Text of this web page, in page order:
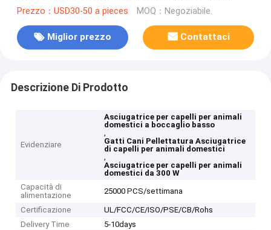
animali domestici soffiatore per acqua
Prezzo：USD30-50 a pieces MOQ：Negoziabile.
Miglior prezzo Contattaci
Descrizione Di Prodotto
Evidenziare
Asciugatrice per capelli per animali
domestici a boccaglio basso
,
Gatti Cani Pellettatura Asciugatrice
di capelli per animali domestici
,
Asciugatrice per capelli per animali
domestici da 300 W
Capacità di
alimentazione
25000 PCS/settimana
Certificazione
UL/FCC/CE/ISO/PSE/CB/Rohs
Delivery Time
5-10days